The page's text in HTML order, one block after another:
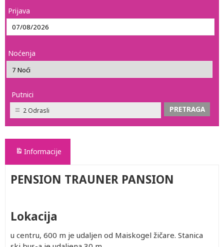
Prijava
Noćenja
Putnici
2 Odrasli
Informacije
PENSION TRAUNER PANSION
Lokacija
u centru, 600 m je udaljen od Maiskogel žičare. Stanica